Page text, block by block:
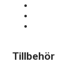
Tillbehör